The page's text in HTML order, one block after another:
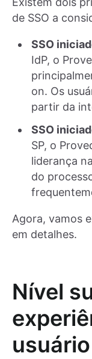
de SSO a
SSO
IdP, o
on. Os
partir da
SSO
SP, o
liderança
do
Agora, vamos
em detalhes.
Nível
usuário